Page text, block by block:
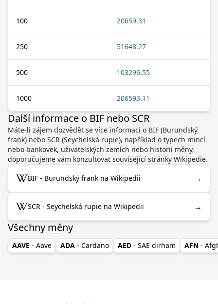
100 20659.31
250 51648.27
500 103296.55
1000 206593.11
Další informace o BIF nebo SCR
Máte-li zájem dozvědět se více informací o BIF (Burundský
frank) nebo SCR (Seychelská rupie), například o typech mincí
nebo bankovek, uživatelských zemích nebo historii měny,
doporučujeme vám konzultovat související stránky Wikipedie.
BIF - Burundský frank na Wikipedii →
SCR - Seychelská rupie na Wikipedii →
Všechny měny
AAVE - Aave ADA - Cardano AED - SAE dirham AFN -